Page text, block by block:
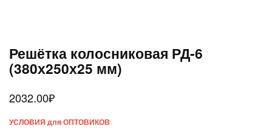
Решётка колосниковая РД-6
(380х250х25 мм)
2032.00₽
УСЛОВИЯ для ОПТОВИКОВ